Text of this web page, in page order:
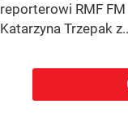
reporterowi RMF
Katarzyna Trzepak